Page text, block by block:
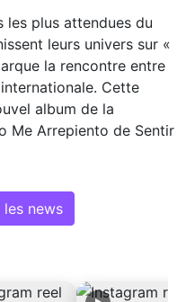
les plus attendues du
leurs univers sur «
la rencontre entre
Cette
album de la
Me Arrepiento de Sentir
news